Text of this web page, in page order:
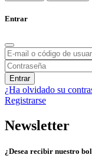
Entrar
Entrar
¿Ha olvidado su
Registrarse
Newsletter
¿Desea recibir nuestro